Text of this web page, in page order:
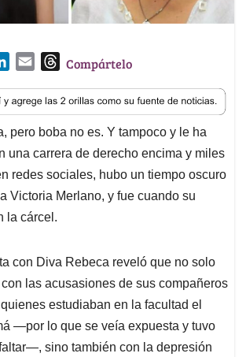
n
k
e
d
I
n
a
i
l
T
r
e
a
d
s
Compártelo
pero boba no es. Y tampoco y le ha
una carrera de derecho encima y miles
redes sociales, hubo un tiempo oscuro
Victoria Merlano, y fue cuando su
la cárcel.
con Diva Rebeca reveló que no solo
las acusasiones de sus compañeros
estudiaban en la facultad el
—por lo que se veía expuesta y tuvo
sino también con la depresión